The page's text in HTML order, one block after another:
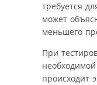
требуется
может
меньшего
При
происходит